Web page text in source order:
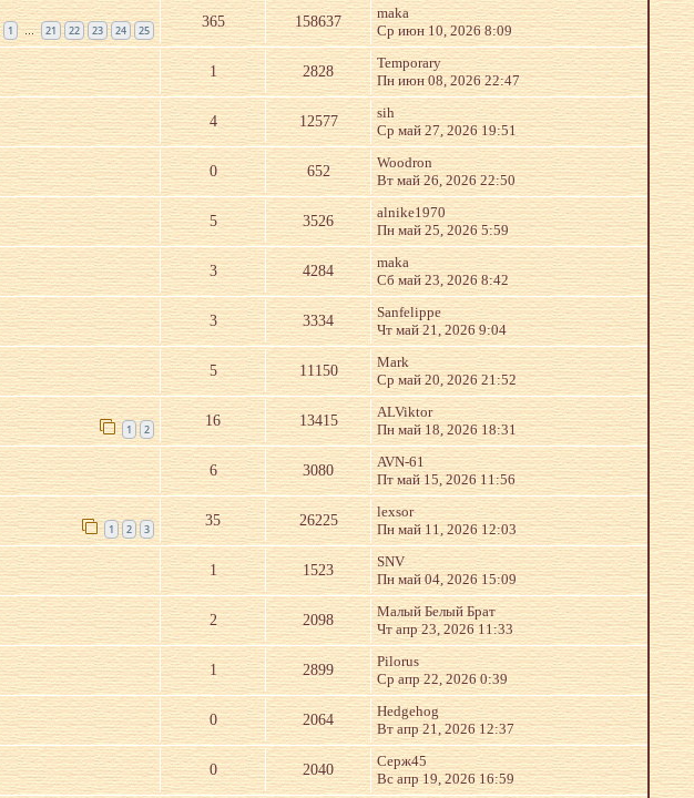
1 … 21 22 23 24 25
365 158637
maka
Ср июн 10, 2026 8:09
1 2828
Temporary
Пн июн 08, 2026 22:47
4 12577
sih
Ср май 27, 2026 19:51
0 652
Woodron
Вт май 26, 2026 22:50
5 3526
alnike1970
Пн май 25, 2026 5:59
3 4284
maka
Сб май 23, 2026 8:42
3 3334
Sanfelippe
Чт май 21, 2026 9:04
5 11150
Mark
Ср май 20, 2026 21:52
1 2
16 13415
ALViktor
Пн май 18, 2026 18:31
6 3080
AVN-61
Пт май 15, 2026 11:56
1 2 3
35 26225
lexsor
Пн май 11, 2026 12:03
1 1523
SNV
Пн май 04, 2026 15:09
2 2098
Малый Белый Брат
Чт апр 23, 2026 11:33
1 2899
Pilorus
Ср апр 22, 2026 0:39
0 2064
Hedgehog
Вт апр 21, 2026 12:37
0 2040
Серж45
Вс апр 19, 2026 16:59